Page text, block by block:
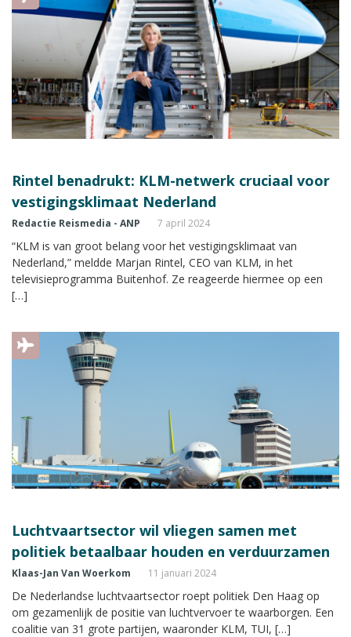
Rintel benadrukt: KLM-netwerk cruciaal voor
vestigingsklimaat Nederland
Redactie Reismedia - ANP 7 april 2024
“KLM is van groot belang voor het vestigingsklimaat van
Nederland,” meldde Marjan Rintel, CEO van KLM, in het
televisieprogramma Buitenhof. Ze reageerde hiermee op een
[…]
Luchtvaartsector wil vliegen samen met
politiek betaalbaar houden en verduurzamen
Klaas-Jan Van Woerkom 11 januari 2024
De Nederlandse luchtvaartsector roept politiek Den Haag op
om gezamenlijk de positie van luchtvervoer te waarborgen. Een
coalitie van 31 grote partijen, waaronder KLM, TUI, […]